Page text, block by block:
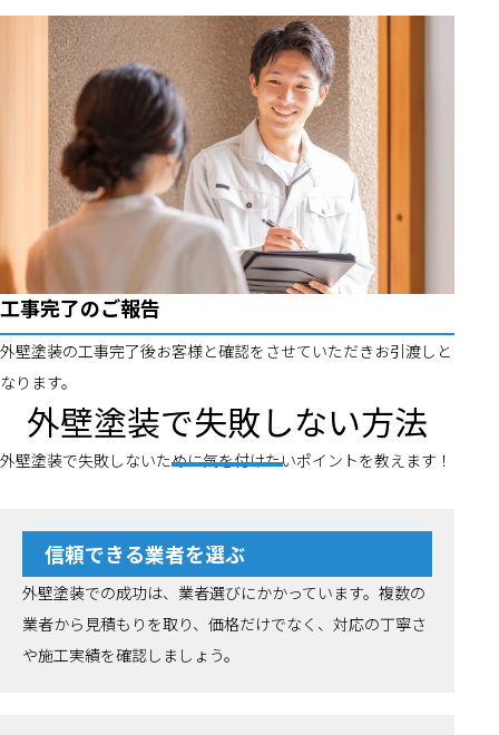
工事完了のご報告
外壁塗装の工事完了後お客様と確認をさせていただきお引渡しと
なります。
外壁塗装で失敗しない方法
外壁塗装で失敗しないために気を付けたいポイントを教えます！
信頼できる業者を選ぶ
外壁塗装での成功は、業者選びにかかっています。複数の
業者から見積もりを取り、価格だけでなく、対応の丁寧さ
や施工実績を確認しましょう。